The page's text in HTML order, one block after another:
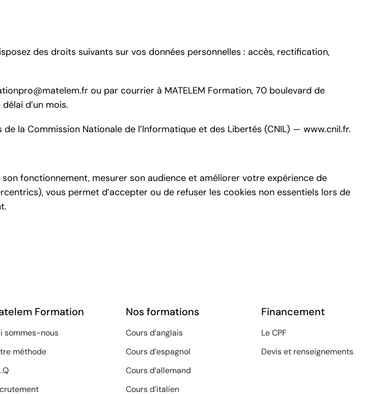
des droits suivants sur vos données personnelles : accès, rectification,
ou par courrier à MATELEM Formation, 70 boulevard de
d’un mois.
la Commission Nationale de l’Informatique et des Libertés (CNIL) — www.cnil.fr.
fonctionnement, mesurer son audience et améliorer votre expérience de
vous permet d’accepter ou de refuser les cookies non essentiels lors de
Formation
sommes-nous
méthode
Nos formations
Cours d’anglais
Cours d’espagnol
Cours d’allemand
Cours d’italien
Financement
Le CPF
Devis et renseignements